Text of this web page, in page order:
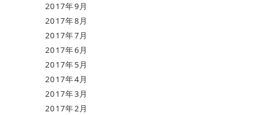
2017年9月
2017年8月
2017年7月
2017年6月
2017年5月
2017年4月
2017年3月
2017年2月